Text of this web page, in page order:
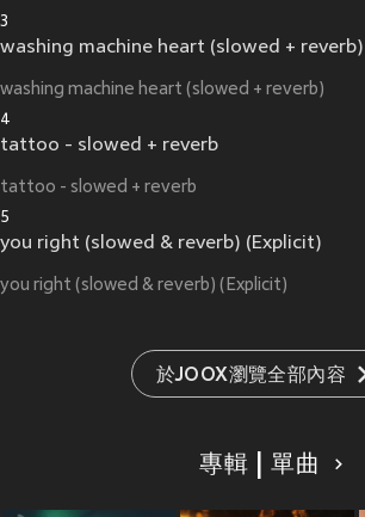
3
washing machine heart (slowed + reverb)
washing machine heart (slowed + reverb)
4
tattoo - slowed + reverb
tattoo - slowed + reverb
5
you right (slowed & reverb) (Explicit)
you right (slowed & reverb) (Explicit)
於JOOX瀏覽全部內容
專輯 | 單曲